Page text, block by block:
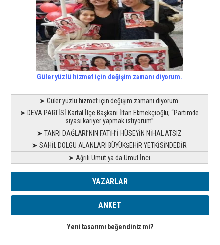
Güler yüzlü hizmet için değişim zamanı diyorum.
➤ Güler yüzlü hizmet için değişim zamanı diyorum.
➤ DEVA PARTİSİ Kartal İlçe Başkanı İltan Ekmekçioğlu; “Partimde
siyasi kariyer yapmak istiyorum”
➤ TANRI DAĞLARI’NIN FATİH’İ HÜSEYİN NİHAL ATSIZ
➤ SAHİL DOLGU ALANLARI BÜYÜKŞEHİR YETKİSİNDEDİR
➤ Ağrılı Umut ya da Umut İnci
YAZARLAR
ANKET
Yeni tasarımı beğendiniz mi?